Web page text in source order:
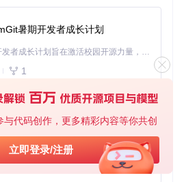
代码创作，更多精彩内容等你共创
立即登录/注册
，一个系统化的媒体资源管理方案变
作为开源工具，为用户提供
的完整解决方案。无论是构建个人学
数字时代更好地管理和保护自己的媒
下载源代码
载大会员清晰度4K，持续更新中
gh_mirrors/bil/bilibili-
暑期开发者成长计划
「源启盛夏」暑期校园开发者成长计划旨在激活校园开源力量，通过积分激励、认证扶持、资源倾斜等形式，引导高校组织和开发者完成「入驻 — 建项目 — 做贡献 — 获认证 — 得资源」的完整闭环。无论你是想带领社团入驻平台的组织者，还是希望用代码贡献证明自己的开发者，都能在这里找到属于你的成长路径。
1
基于Python的Xiaozhi AI，适用于想要完整Xiaozhi体验而无需拥有专用硬件的用户。
1